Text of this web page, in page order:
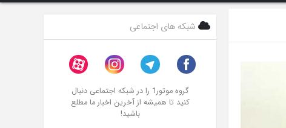
شبکه های اجتماعی
گروه موتور1 را در شبکه اجتماعی دنبال
کنید تا همیشه از آخرین اخبار ما مطلع
باشید!